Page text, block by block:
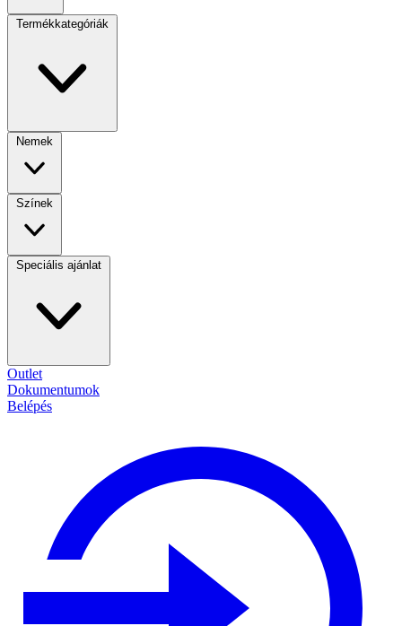
Termékkategóriák
Nemek
Színek
Speciális ajánlat
Outlet
Dokumentumok
Belépés